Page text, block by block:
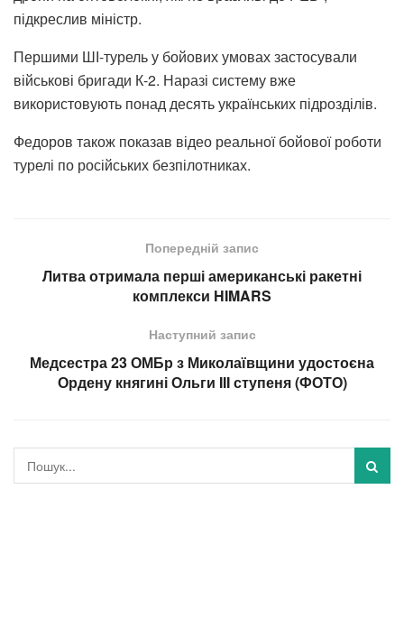
підкреслив міністр.
Першими ШІ-турель у бойових умовах застосували
військові бригади К-2. Наразі систему вже
використовують понад десять українських підрозділів.
Федоров також показав відео реальної бойової роботи
турелі по російських безпілотниках.
Попередній запис
Литва отримала перші американські ракетні
комплекси HIMARS
Наступний запис
Медсестра 23 ОМБр з Миколаївщини удостоєна
Ордену княгині Ольги III ступеня (ФОТО)